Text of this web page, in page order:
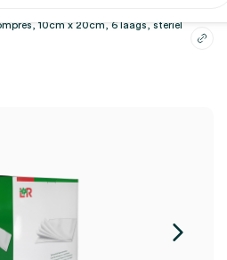
10cm x 20cm, 6 laags, steriel